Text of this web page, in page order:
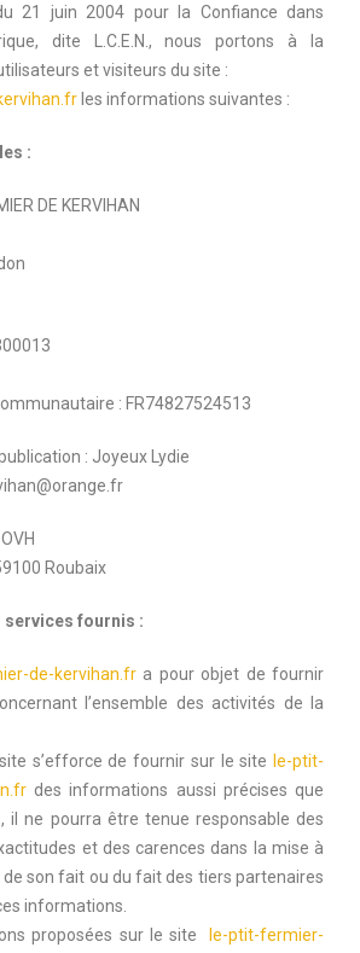
21 juin 2004 pour la Confiance dans
dite L.C.E.N., nous portons à la
et visiteurs du site :
les informations suivantes :
:
DE KERVIHAN
: FR74827524513
: Joyeux Lydie
Roubaix
services fournis :
de-kervihan.fra pour objet de fournir
l’ensemble des activités de la
s’efforce de fournir sur le site le-ptit-
des informations aussi précises que
il ne pourra être tenue responsable des
et des carences dans la mise à
de son fait ou du fait des tiers partenaires
informations.
proposées sur le site
le-ptit-fermier-